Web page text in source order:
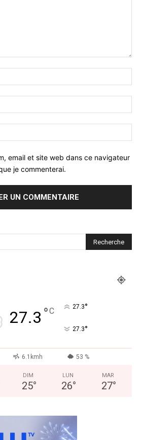
email et site web dans ce navigateur
je commenterai.
27.3 °C 27.3°
27.3°
6.1kmh 53 %
DIM
25°
LUN
26°
MAR
27°